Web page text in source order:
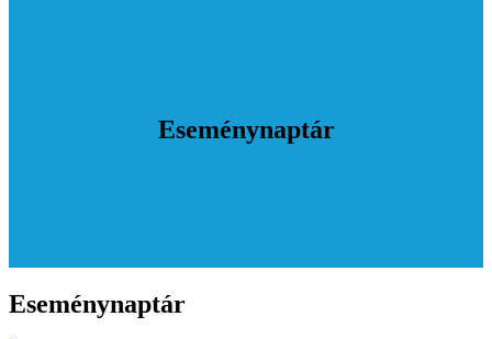
Eseménynaptár
Eseménynaptár